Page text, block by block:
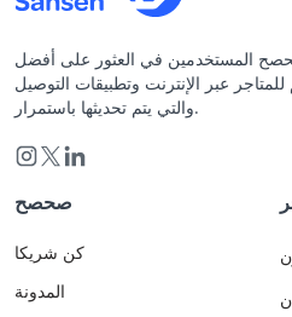
المستخدمين في العثور على أفضل
عبر الإنترنت وتطبيقات التوصيل
والتي يتم تحديثها باستمرار.
صحصح
كن شريكا
المدونة